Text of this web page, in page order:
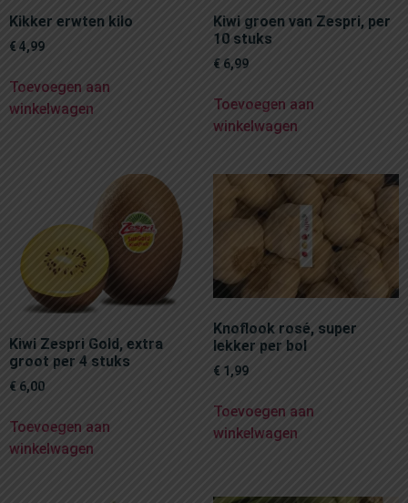
Kikker erwten kilo
€ 4,99
Toevoegen aan
winkelwagen
Kiwi groen van Zespri, per
10 stuks
€ 6,99
Toevoegen aan
winkelwagen
Kiwi Zespri Gold, extra
groot per 4 stuks
€ 6,00
Toevoegen aan
winkelwagen
Knoflook rosé, super
lekker per bol
€ 1,99
Toevoegen aan
winkelwagen